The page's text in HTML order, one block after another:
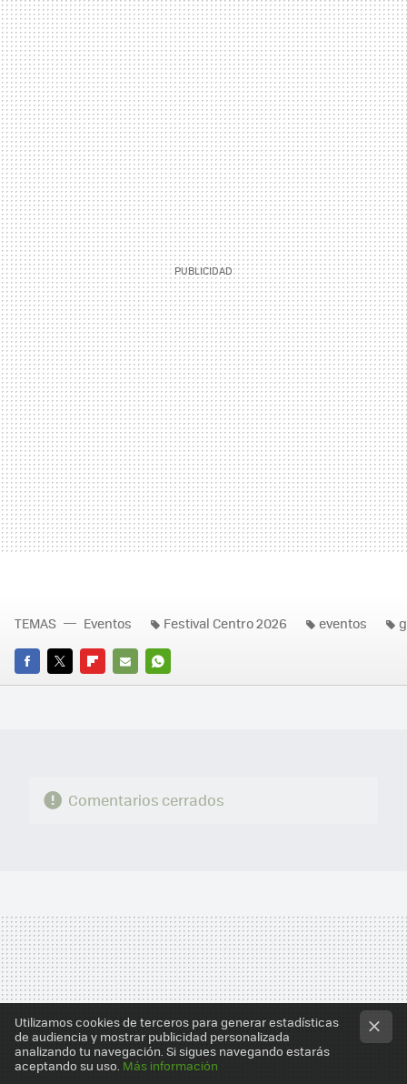
FACEBOOK
TWITTERFLIPBOARD
E-
WHATSAPP
TEMAS Eventos Festival Centro 2026 eventos
Comentarios cerrados
Utilizamos cookies de terceros para generar estadísticas
de audiencia y mostrar publicidad personalizada
analizando tu navegación. Si sigues navegando estarás
aceptando su uso. Más información